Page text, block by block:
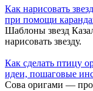
Как нарисовать
при помощи
Шаблоны звезд
нарисовать звезду.
Как сделать птицу
идеи, пошаговые
Сова оригами —